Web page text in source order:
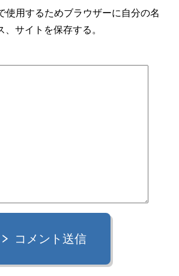
使用するためブラウザーに自分の名
サイトを保存する。
コメント送信